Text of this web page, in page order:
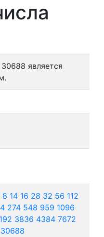
является
8 14 16 28 32 56 112
274 548 959 1096
3836 4384 7672
30688